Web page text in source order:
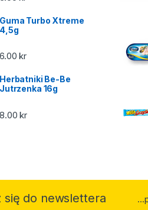
Guma Turbo Xtreme
4,5g
6.00kr
Herbatniki Be-Be
Jutrzenka 16g
8.00kr
się do newslettera